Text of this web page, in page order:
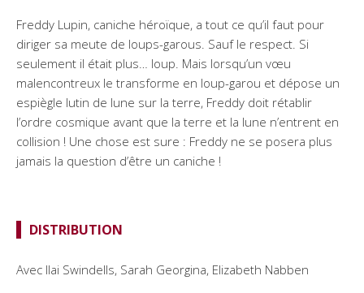
Freddy Lupin, caniche héroïque, a tout ce qu’il faut pour
diriger sa meute de loups-garous. Sauf le respect. Si
seulement il était plus… loup. Mais lorsqu’un vœu
malencontreux le transforme en loup-garou et dépose un
espiègle lutin de lune sur la terre, Freddy doit rétablir
l’ordre cosmique avant que la terre et la lune n’entrent en
collision ! Une chose est sure : Freddy ne se posera plus
jamais la question d’être un caniche !
DISTRIBUTION
Avec Ilai Swindells, Sarah Georgina, Elizabeth Nabben